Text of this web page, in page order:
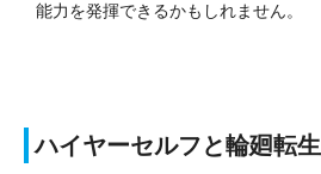
能力を発揮できるかもしれません。
ハイヤーセルフと輪廻転生